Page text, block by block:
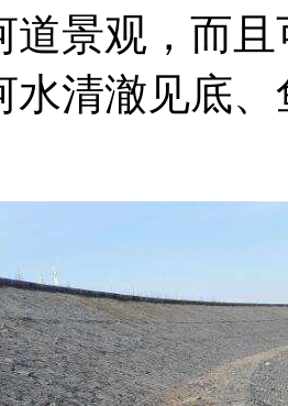
道景观，而
水清澈见底